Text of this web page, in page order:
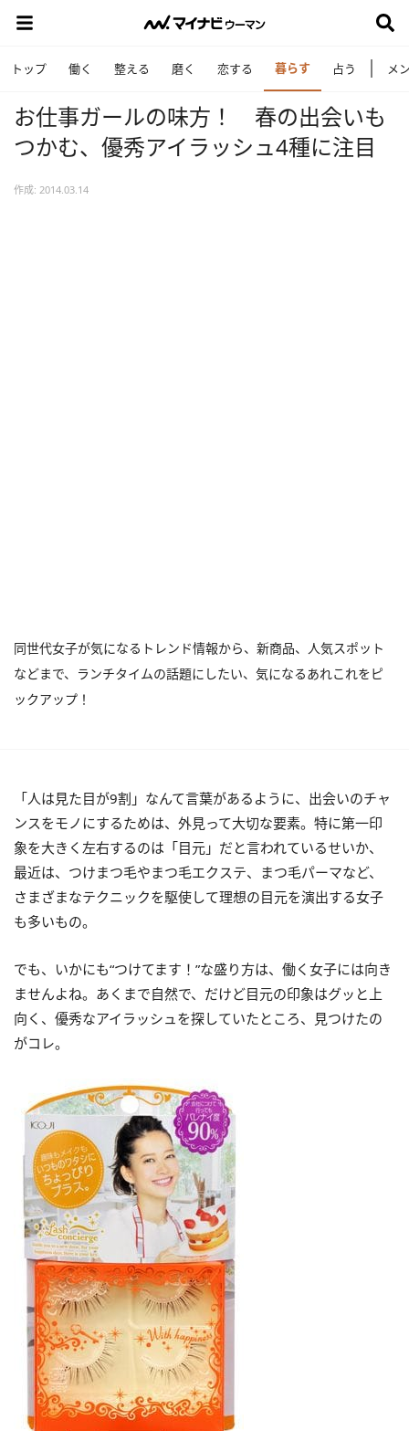
トップ 働く 整える 磨く 恋する 暮らす 占う メ
お仕事ガールの味方！ 春の出会いも
つかむ、優秀アイラッシュ4種に注目
作成: 2014.03.14
同世代女子が気になるトレンド情報から、新商品、人気スポット
などまで、ランチタイムの話題にしたい、気になるあれこれをピ
ックアップ！
「人は見た目が9割」なんて言葉があるように、出会いのチャ
ンスをモノにするためは、外見って大切な要素。特に第一印
象を大きく左右するのは「目元」だと言われているせいか、
最近は、つけまつ毛やまつ毛エクステ、まつ毛パーマなど、
さまざまなテクニックを駆使して理想の目元を演出する女子
も多いもの。
でも、いかにも“つけてます！”な盛り方は、働く女子には向き
ませんよね。あくまで自然で、だけど目元の印象はグッと上
向く、優秀なアイラッシュを探していたところ、見つけたの
がコレ。